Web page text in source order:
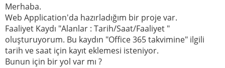
Merhaba.
Web Application'da hazırladığım bir proje var.
Faaliyet Kaydı "Alanlar : Tarih/Saat/Faaliyet "
oluşturuyorum. Bu kaydın "Office 365 takvimine" ilgili
tarih ve saat için kayıt eklemesi isteniyor.
Bunun için bir yol var mı ?